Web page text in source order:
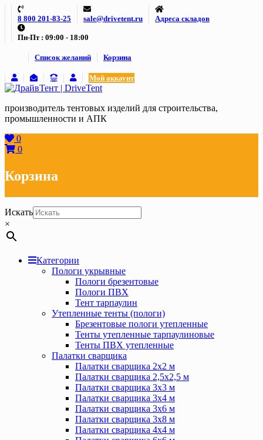
Skip
content
8 800 201-83-25 sale@drivetent.ru Адреса складов
Пн-Пт : 09:00 - 18:00
Список желаний Корзина
Мой аккаунт
производитель тентовых изделий для строительства,
промышленности и АПК
0
0
Корзина
Искать
×
Категории
Пологи укрывные
Пологи брезентовые
Пологи ПВХ
Тент тарпаулин
Утепленные тенты (пологи)
Брезентовые пологи утепленные
Тенты утепленные тарпаулиновые
Тенты ПВХ утепленные
Палатки сварщика
Палатки сварщика 2х2 м
Палатки сварщика 2,5х2,5 м
Палатки сварщика 3х3 м
Палатки сварщика 3х4 м
Палатки сварщика 3х6 м
Палатки сварщика 3х8 м
Палатки сварщика 4х4 м